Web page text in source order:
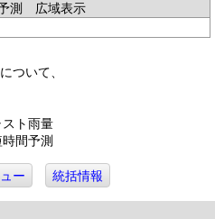
測 広域表示
ついて、
スト雨量
間予測
ー 統括情報